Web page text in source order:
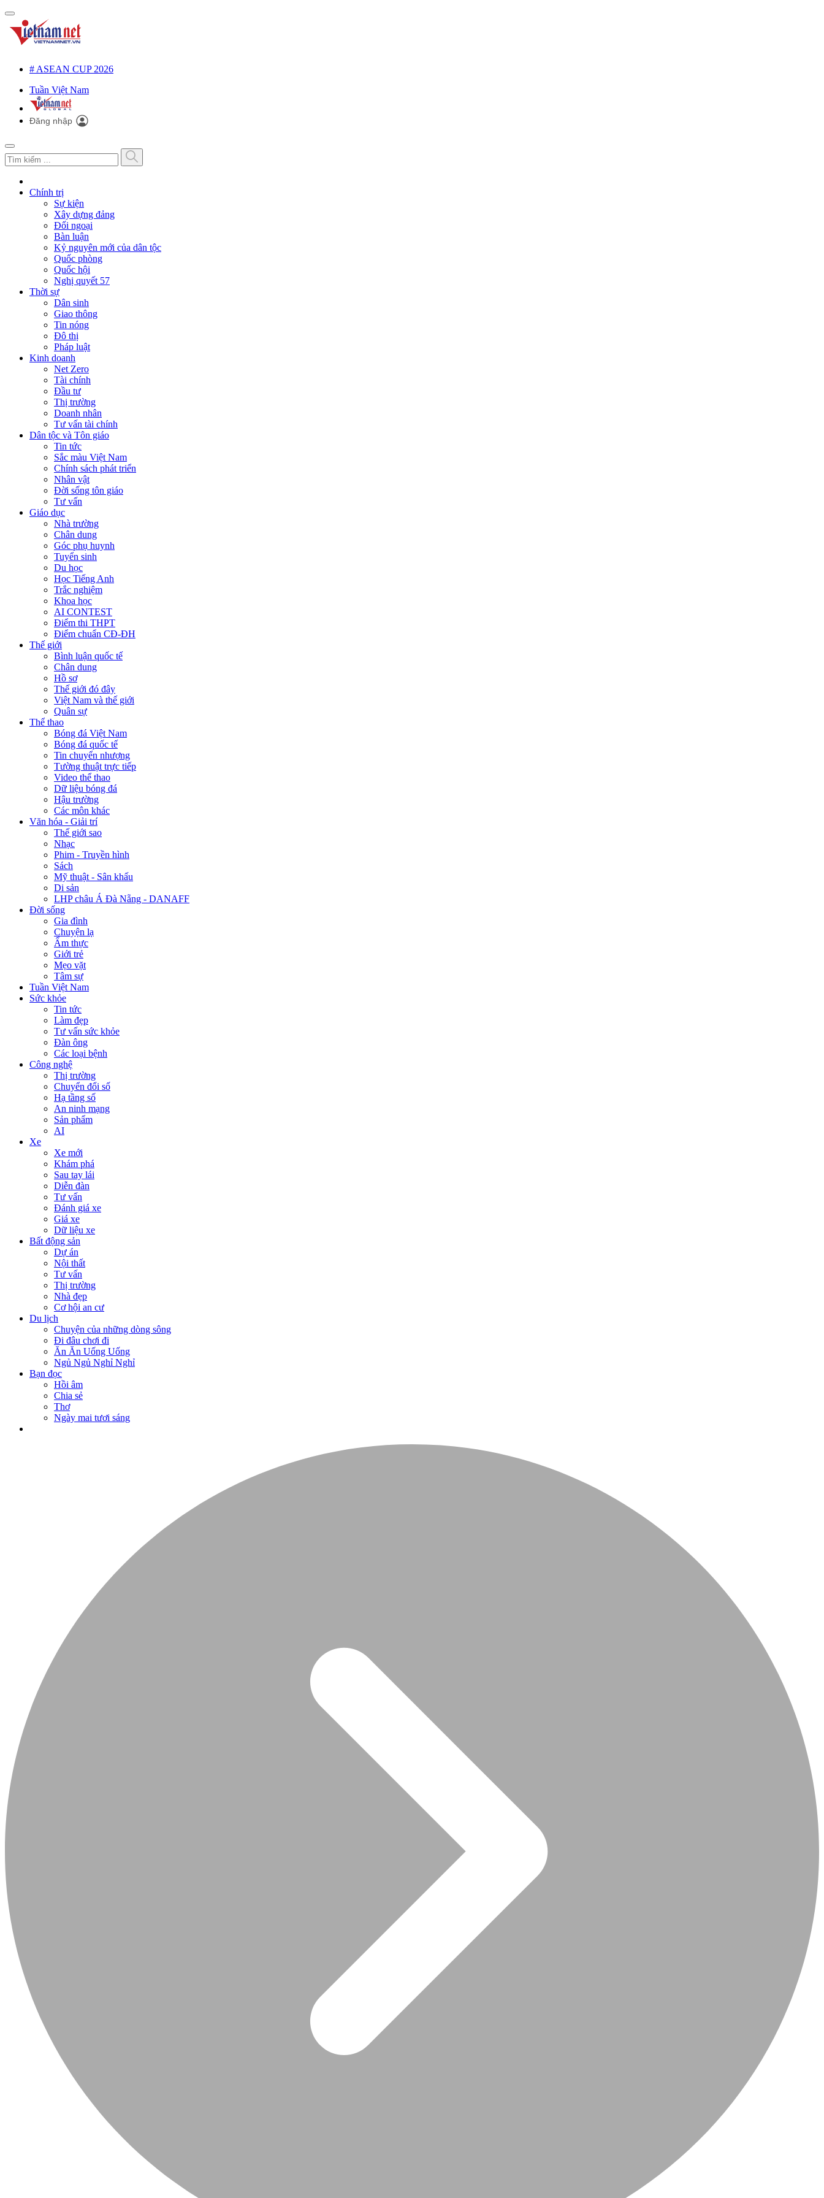
# ASEAN CUP 2026
Tuần Việt Nam
Đăng nhập
Chính trị
Sự kiện
Xây dựng đảng
Đối ngoại
Bàn luận
Kỷ nguyên mới của dân tộc
Quốc phòng
Quốc hội
Nghị quyết 57
Thời sự
Dân sinh
Giao thông
Tin nóng
Đô thị
Pháp luật
Kinh doanh
Net Zero
Tài chính
Đầu tư
Thị trường
Doanh nhân
Tư vấn tài chính
Dân tộc và Tôn giáo
Tin tức
Sắc màu Việt Nam
Chính sách phát triển
Nhân vật
Đời sống tôn giáo
Tư vấn
Giáo dục
Nhà trường
Chân dung
Góc phụ huynh
Tuyển sinh
Du học
Học Tiếng Anh
Trắc nghiệm
Khoa học
AI CONTEST
Điểm thi THPT
Điểm chuẩn CĐ-ĐH
Thế giới
Bình luận quốc tế
Chân dung
Hồ sơ
Thế giới đó đây
Việt Nam và thế giới
Quân sự
Thể thao
Bóng đá Việt Nam
Bóng đá quốc tế
Tin chuyển nhượng
Tường thuật trực tiếp
Video thể thao
Dữ liệu bóng đá
Hậu trường
Các môn khác
Văn hóa - Giải trí
Thế giới sao
Nhạc
Phim - Truyền hình
Sách
Mỹ thuật - Sân khấu
Di sản
LHP châu Á Đà Nẵng - DANAFF
Đời sống
Gia đình
Chuyện lạ
Ẩm thực
Giới trẻ
Mẹo vặt
Tâm sự
Tuần Việt Nam
Sức khỏe
Tin tức
Làm đẹp
Tư vấn sức khỏe
Đàn ông
Các loại bệnh
Công nghệ
Thị trường
Chuyển đổi số
Hạ tầng số
An ninh mạng
Sản phẩm
AI
Xe
Xe mới
Khám phá
Sau tay lái
Diễn đàn
Tư vấn
Đánh giá xe
Giá xe
Dữ liệu xe
Bất động sản
Dự án
Nội thất
Tư vấn
Thị trường
Nhà đẹp
Cơ hội an cư
Du lịch
Chuyện của những dòng sông
Đi đâu chơi đi
Ăn Ăn Uống Uống
Ngủ Ngủ Nghỉ Nghỉ
Bạn đọc
Hồi âm
Chia sẻ
Thơ
Ngày mai tươi sáng